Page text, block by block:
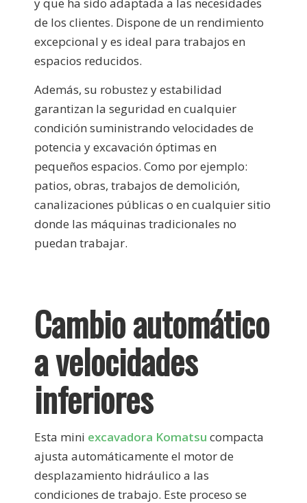
de los clientes. Dispone de un rendimiento
excepcional y es ideal para trabajos en
espacios reducidos.
Además, su robustez y estabilidad
garantizan la seguridad en cualquier
condición suministrando velocidades de
potencia y excavación óptimas en
pequeños espacios. Como por ejemplo:
patios, obras, trabajos de demolición,
canalizaciones públicas o en cualquier sitio
donde las máquinas tradicionales no
puedan trabajar.
Cambio automático
a velocidades
inferiores
Esta mini excavadora Komatsu compacta
ajusta automáticamente el motor de
desplazamiento hidráulico a las
condiciones de trabajo. Este proceso se